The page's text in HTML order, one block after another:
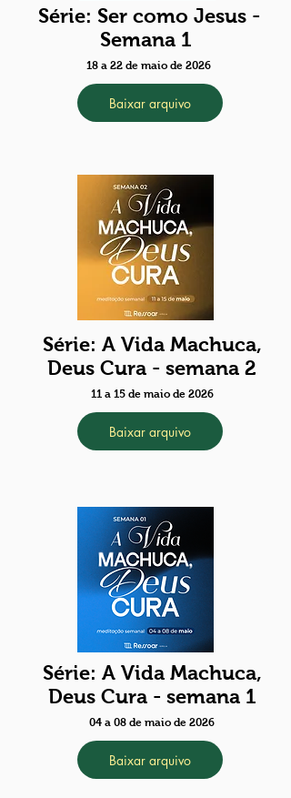
Série: Ser como Jesus -
Semana 1
18 a 22 de maio de 2026
Baixar arquivo
Série: A Vida Machuca,
Deus Cura - semana 2
11 a 15 de maio de 2026
Baixar arquivo
Série: A Vida Machuca,
Deus Cura - semana 1
04 a 08 de maio de 2026
Baixar arquivo